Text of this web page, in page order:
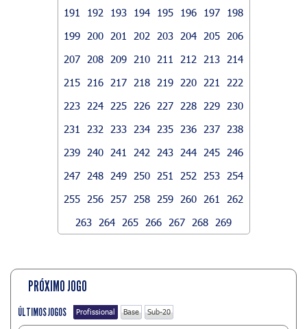
191
192 193 194 195 196 197
198
199
200 201 202 203 204 205
206
207
208 209 210 211 212 213
214
215
216 217 218 219 220 221
222
223
224 225 226 227 228 229
230
231
232 233 234 235 236 237
238
239
240 241 242 243 244 245
246
247
248 249 250 251 252 253
254
255
256 257 258 259 260 261
262
263
264 265 266 267 268 269
PRÓXIMO JOGO
ÚLTIMOS JOGOS Profissional Base Sub-20